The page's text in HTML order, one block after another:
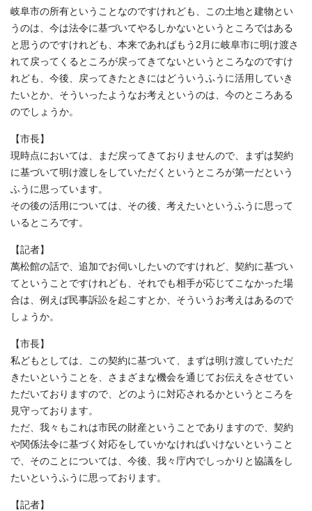
岐阜市の所有ということなのですけれども、この土地と建物とい
うのは、今は法令に基づいてやるしかないというところではある
と思うのですけれども、本来であればもう2月に岐阜市に明け渡さ
れて戻ってくるところが戻ってきてないというところなのですけ
れども、今後、戻ってきたときにはどういうふうに活用していき
たいとか、そういったようなお考えというのは、今のところある
のでしょうか。
【市長】
現時点においては、まだ戻ってきておりませんので、まずは契約
に基づいて明け渡しをしていただくというところが第一だという
ふうに思っています。
その後の活用については、その後、考えたいというふうに思って
いるところです。
【記者】
萬松館の話で、追加でお伺いしたいのですけれど、契約に基づい
てということですけれども、それでも相手が応じてこなかった場
合は、例えば民事訴訟を起こすとか、そういうお考えはあるので
しょうか。
【市長】
私どもとしては、この契約に基づいて、まずは明け渡していただ
きたいということを、さまざまな機会を通じてお伝えをさせてい
ただいておりますので、どのように対応されるかというところを
見守っております。
ただ、我々もこれは市民の財産ということでありますので、契約
や関係法令に基づく対応をしていかなければいけないということ
で、そのことについては、今後、我々庁内でしっかりと協議をし
たいというふうに思っております。
【記者】